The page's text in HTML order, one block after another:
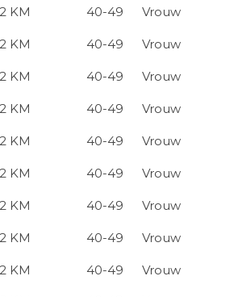
KM 40-49 Vrouw
KM 40-49 Vrouw
KM 40-49 Vrouw
KM 40-49 Vrouw
KM 40-49 Vrouw
KM 40-49 Vrouw
KM 40-49 Vrouw
KM 40-49 Vrouw
KM 40-49 Vrouw